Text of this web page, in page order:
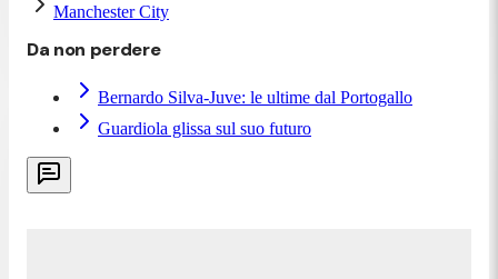
Manchester City
Da non perdere
Bernardo Silva-Juve: le ultime dal Portogallo
Guardiola glissa sul suo futuro